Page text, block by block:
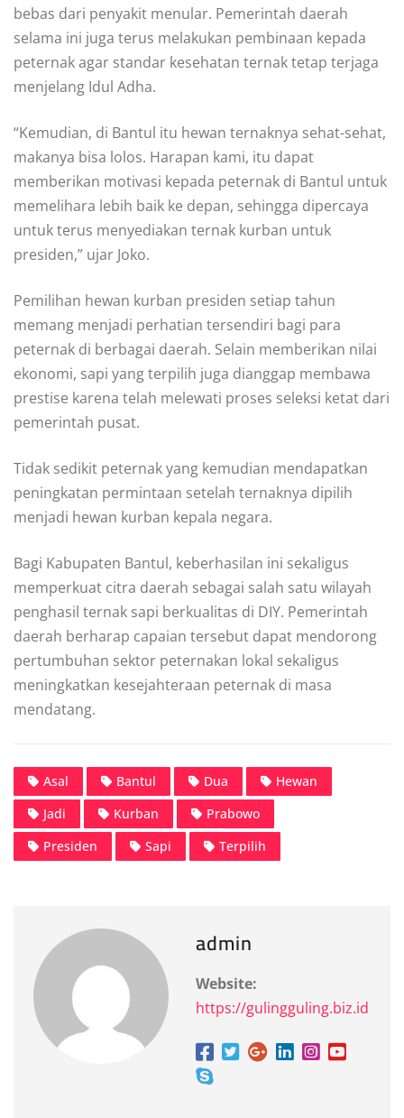
bebas dari penyakit menular. Pemerintah daerah
selama ini juga terus melakukan pembinaan kepada
peternak agar standar kesehatan ternak tetap terjaga
menjelang Idul Adha.
“Kemudian, di Bantul itu hewan ternaknya sehat-sehat,
makanya bisa lolos. Harapan kami, itu dapat
memberikan motivasi kepada peternak di Bantul untuk
memelihara lebih baik ke depan, sehingga dipercaya
untuk terus menyediakan ternak kurban untuk
presiden,” ujar Joko.
Pemilihan hewan kurban presiden setiap tahun
memang menjadi perhatian tersendiri bagi para
peternak di berbagai daerah. Selain memberikan nilai
ekonomi, sapi yang terpilih juga dianggap membawa
prestise karena telah melewati proses seleksi ketat dari
pemerintah pusat.
Tidak sedikit peternak yang kemudian mendapatkan
peningkatan permintaan setelah ternaknya dipilih
menjadi hewan kurban kepala negara.
Bagi Kabupaten Bantul, keberhasilan ini sekaligus
memperkuat citra daerah sebagai salah satu wilayah
penghasil ternak sapi berkualitas di DIY. Pemerintah
daerah berharap capaian tersebut dapat mendorong
pertumbuhan sektor peternakan lokal sekaligus
meningkatkan kesejahteraan peternak di masa
mendatang.
Asal Bantul Dua
Hewan
Jadi
Kurban
Prabowo
Presiden
Sapi Terpilih
admin
Website:
https://gulingguling.biz.id